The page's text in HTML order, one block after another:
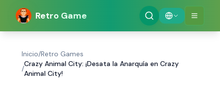
Retro Game
Inicio/Retro Games
/
Crazy Animal City: ¡Desata la Anarquía en Crazy
Animal City!